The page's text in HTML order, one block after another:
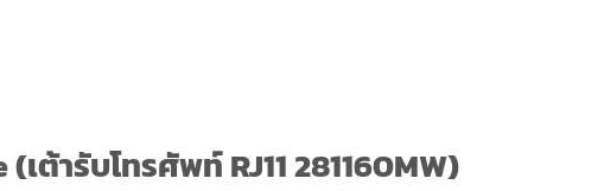
ต้ารับโทรศัพท์ RJ11 281160MW)